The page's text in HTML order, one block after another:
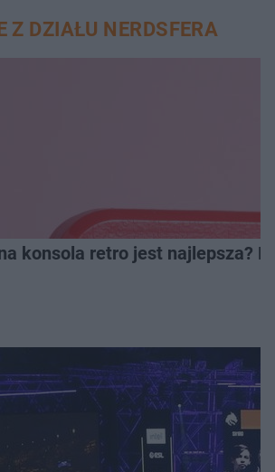
Z DZIAŁU NERDSFERA
konsola retro jest najlepsza?